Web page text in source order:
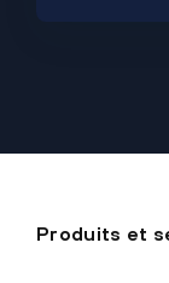
Produits et